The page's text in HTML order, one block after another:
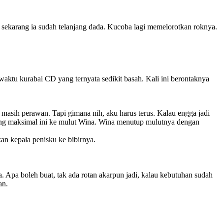
ia sudah telanjang dada. Kucoba lagi memelorotkan roknya.
kurabai CD yang ternyata sedikit basah. Kali ini berontaknya
perawan. Tapi gimana nih, aku harus terus. Kalau engga jadi
maksimal ini ke mulut Wina. Wina menutup mulutnya dengan
kepala penisku ke bibirnya.
boleh buat, tak ada rotan akarpun jadi, kalau kebutuhan sudah